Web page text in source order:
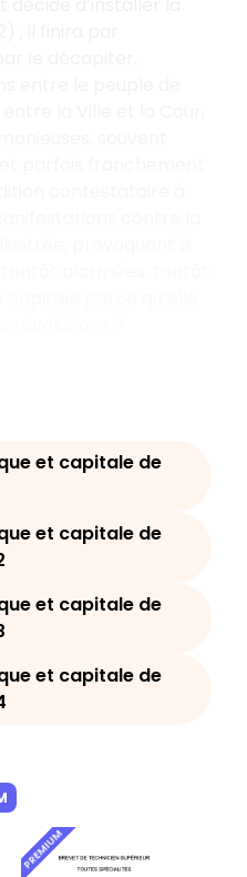
et capitale de
et capitale de
et capitale de
et capitale de
PREMIUM